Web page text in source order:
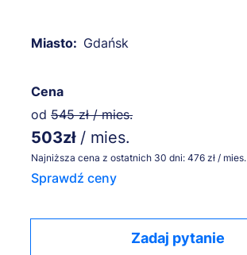
Miasto: Gdańsk
Cena
od 545 zł / mies.
503zł / mies.
Najniższa cena z ostatnich 30 dni: 476 zł / mies.
Sprawdź ceny
Zadaj pytanie